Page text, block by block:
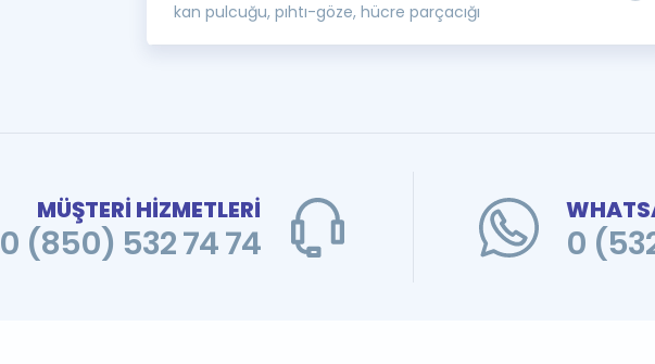
kan pulcuğu, pıhtı-göze, hücre parçacığı
MÜŞTERİ HİZMETLERİ
0 (850) 532 74 74 0